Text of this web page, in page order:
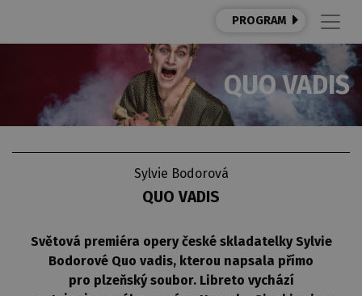
PROGRAM
QUO VADIS
Sylvie Bodorová
QUO VADIS
Světová premiéra opery české skladatelky Sylvie
Bodorové Quo vadis, kterou napsala přímo
pro plzeňský soubor. Libreto vychází